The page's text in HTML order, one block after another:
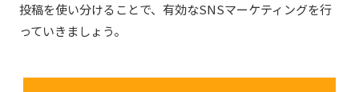
投稿を使い分けることで、有効なSNSマーケティングを行
っていきましょう。